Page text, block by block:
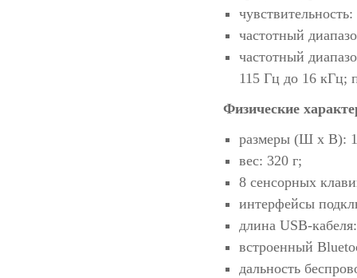
частотный
частотный
115 Гц до 16 кГц;
Физические
размеры (Ш х В):
вес: 320 г;
8 сенсорных
интерфейсы
длина USB-
встроенный
дальность